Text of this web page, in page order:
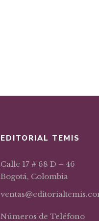
EDITORIAL TEMIS
Calle 17 # 68 D – 46
Bogotá, Colombia
Números de Teléfono